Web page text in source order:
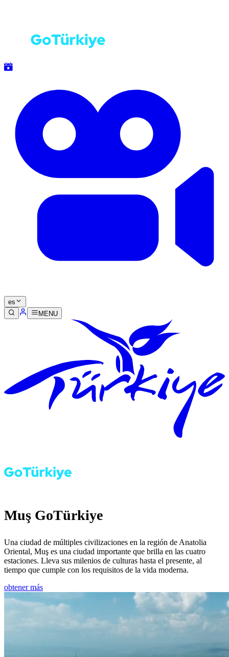
es
MENU
Muş GoTürkiye
Una ciudad de múltiples civilizaciones en la región de Anatolia
Oriental, Muş es una ciudad importante que brilla en las cuatro
estaciones. Lleva sus milenios de culturas hasta el presente, al
tiempo que cumple con los requisitos de la vida moderna.
obtener más